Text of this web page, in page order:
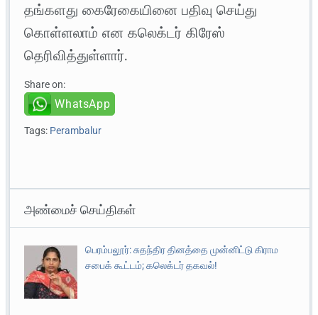
தங்களது கைரேகையினை பதிவு செய்து
கொள்ளலாம் என கலெக்டர் கிரேஸ்
தெரிவித்துள்ளார்.
Share on:
WhatsApp
Tags: Perambalur
அண்மைச் செய்திகள்
பெரம்பலூர்: சுதந்திர தினத்தை முன்னிட்டு கிராம
சபைக் கூட்டம்; கலெக்டர் தகவல்!